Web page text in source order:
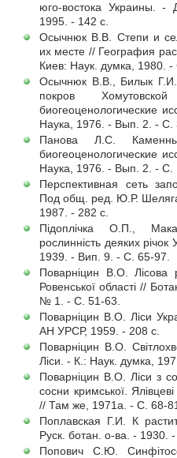
юго-востока Украины. -
1995. - 142 с.
Осычнюк В.В. Степи и
их месте // География
Киев: Наук. думка, 1980. -
Осычнюк В.В., Билык
покров
биогеоценологические
Наука, 1976. - Вып. 2. - С.
Панова Л.С.
биогеоценологические
Наука, 1976. - Вып. 2. - С.
Перспективная сеть
Под общ. ред. Ю.Р.
1987. - 282 с.
Підоплічка О.П.,
рослинність деяких
1939. - Вип. 9. - С. 65-97.
Поварніцин В.О. Лісова
Ровенської області //
№ 1. - С. 51-63.
Поварніцин В.О. Ліси
АН УРСР, 1959. - 208 с.
Поварніцин В.О.
Ліси. - К.: Наук. думка,
Поварніцин В.О. Ліси з
сосни кримської.
// Там же, 1971а. - С. 68-81.
Поплавская Г.И. К
Руск. ботан. о-ва. -
Попович С.Ю.